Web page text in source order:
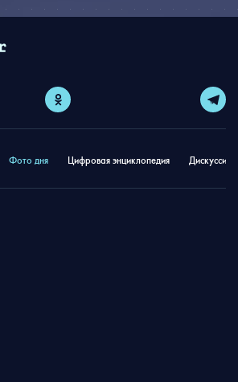
Фото дня Цифровая энциклопедия